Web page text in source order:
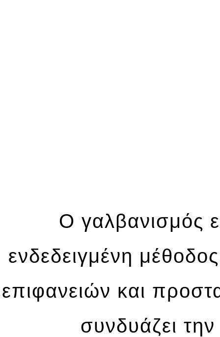
Ο γαλβανισμός
ενδεδειγμένη
επιφανειών και
συνδυάζει